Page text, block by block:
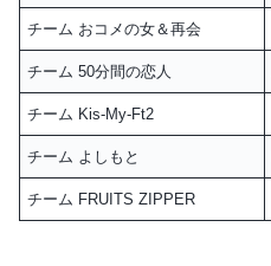
チーム おコメの女＆再会
チーム 50分間の恋人
チーム Kis-My-Ft2
チーム よしもと
チーム FRUITS ZIPPER